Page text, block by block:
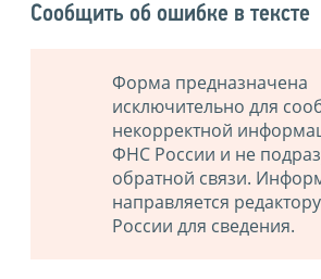
Сообщить об ошибке в тексте
Форма предназначена
исключительно для
некорректной
ФНС России и не
обратной связи.
направляется
России для сведения.